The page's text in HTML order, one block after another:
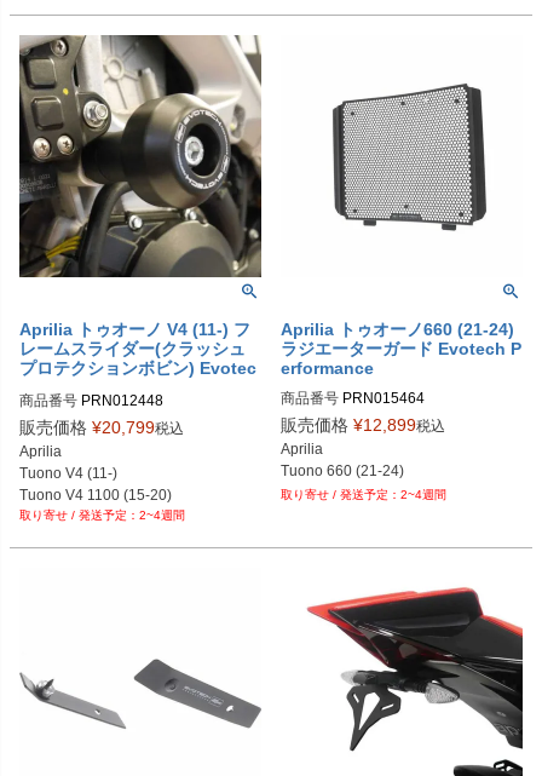
PRN002407-002409-31
PRN002407-002409-35
PRN002407-002409-36
PRN002407-002409-37
PRN002407-002409-38
PRN002407-002409-39
PRN002407-002409-40
PRN002407-002409-41
PRN002407-002409-46
PRN002407-002409-47
PRN002407-002409-49
PRN002407-002409-50
PRN002407-002409-51
PRN002407-002409-52
PRN002407-002409-54
PRN002407-002409-59
PRN002407-002409-61
PRN002407-002409-62
PRN002407-002409-63
PRN002407-002409-64
PRN002407-002409-65
PRN002407-002409-66
PRN002407-002409-67
PRN002407-002867-07
PRN002407-002867-08
PRN002407-002867-09
PRN002407-002867-10
PRN002407-002867-11
PRN002407-002867-12
PRN002407-002867-15
PRN002407-002867-16
PRN002407-002867-17
PRN002407-002867-18
PRN002407-002867-19
Aprilia トゥオーノ V4 (11-) フ
レームスライダー(クラッシュ
プロテクションボビン) Evotec
商品番号 PRN012448
PRN012448-01
PRN012448-02
PRN012448-03
PRN012448-04
PRN012448-05
PRN012448-07
販売価格 ¥20,799税込
Aprilia
Tuono V4 (11-)
Tuono V4 1100 (15-20)
2~4週間
Aprilia トゥオーノ660 (21-24)
ラジエーターガード Evotech P
erformance
商品番号 PRN015464
PRN015464-01
販売価格 ¥12,899税込
Aprilia
Tuono 660 (21-24)
2~4週間